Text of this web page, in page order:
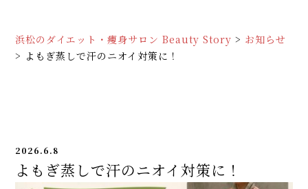
浜松のダイエット・痩身サロン Beauty Story > お知らせ
> よもぎ蒸しで汗のニオイ対策に！
2026.6.8
よもぎ蒸しで汗のニオイ対策に！